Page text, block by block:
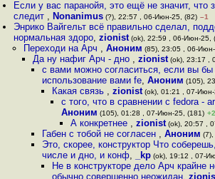
Если у вас паранойя, это ещё не значит, что
следит , Nonanimus (?), 22:57 , 06-Июн-25, (82) –1
Энрико Вайгельт всё правильно сделал,
нормальная здоро,zionist (ok), 22:59 , 06-Июн-25,
Переходи на Арч , Аноним (85), 23:05 , 06-
Да ну нафиг Арч - дно , zionist(ok), 23:17 ,
с вами можно согласиться, если вы бы
использование вами fe,Аноним (105),
Какая связь , zionist(ok), 01:21 , 07-Июн-
с того, что в сравнении с fedora -
Аноним (105), 01:28 , 07-Июн-25, (181) +2
А конкретнее ,zionist (ok), 20:57 ,
Габен с тобой не согласен ,Аноним
Это, скорее, конструктор Что
числе и дно, и конф, _kp (ok), 19:12 , 07-
Не в конструкторе дело Арч крайне
обычно совершенно неожидан,